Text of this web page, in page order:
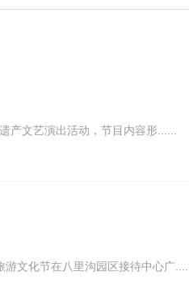
文艺演出活动，节目内容形......
文化节在八里沟园区接待中心广......